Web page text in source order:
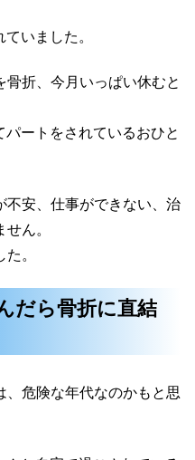
いました。
折、今月いっぱい休むと
ートをされているおひと
不安、仕事ができない、治
ん。
。
だら骨折に直結
、危険な年代なのかもと思